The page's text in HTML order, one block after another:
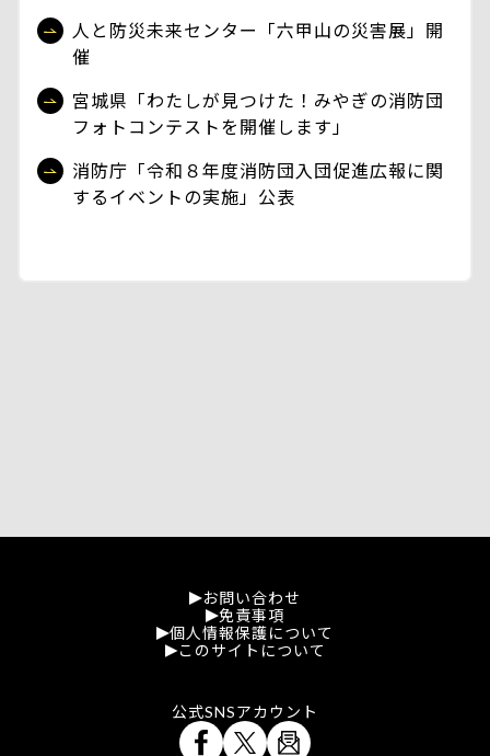
人と防災未来センター「六甲山の災害展」開
催
宮城県「わたしが見つけた！みやぎの消防団
フォトコンテストを開催します」
消防庁「令和８年度消防団入団促進広報に関
するイベントの実施」公表
お問い合わせ
免責事項
個人情報保護について
このサイトについて
公式SNSアカウント